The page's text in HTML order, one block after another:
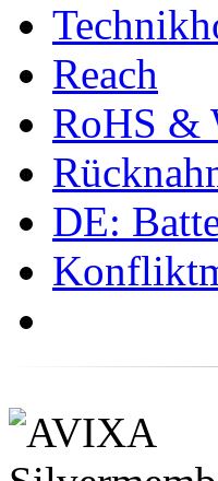
Reach
RoHS &
DE: